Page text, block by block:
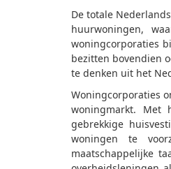
De totale
huurwoningen,
woningcorporaties
bezitten bovendien
te denken uit het
Woningcorporaties
woningmarkt. Met
gebrekkige
woningen te
maatschappelijke